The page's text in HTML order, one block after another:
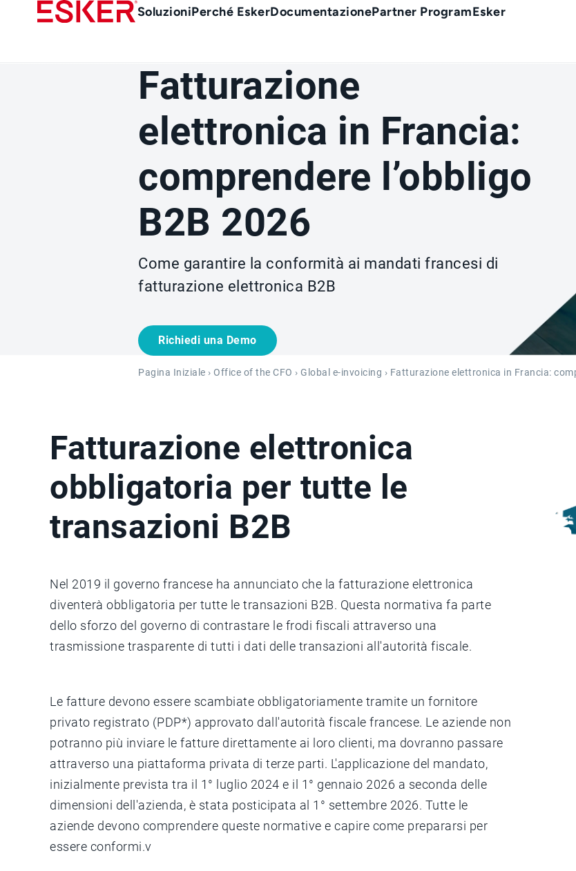
Main
SoluzioniPerché EskerDocumentazionePartner ProgramEsker
Fatturazione
elettronica in Francia:
comprendere l’obbligo
B2B 2026
Come garantire la conformità ai mandati francesi di
fatturazione elettronica B2B
Richiedi una Demo
Pagina Iniziale › Office of the CFO › Global e-invoicing › Fatturazione elettronica in Francia:
Fatturazione elettronica
obbligatoria per tutte le
transazioni B2B
Nel 2019 il governo francese ha annunciato che la fatturazione elettronica
diventerà obbligatoria per tutte le transazioni B2B. Questa normativa fa parte
dello sforzo del governo di contrastare le frodi fiscali attraverso una
trasmissione trasparente di tutti i dati delle transazioni all'autorità fiscale.
Le fatture devono essere scambiate obbligatoriamente tramite un fornitore
privato registrato (PDP*) approvato dall'autorità fiscale francese. Le aziende non
potranno più inviare le fatture direttamente ai loro clienti, ma dovranno passare
attraverso una piattaforma privata di terze parti. L'applicazione del mandato,
inizialmente prevista tra il 1° luglio 2024 e il 1° gennaio 2026 a seconda delle
dimensioni dell'azienda, è stata posticipata al 1° settembre 2026. Tutte le
aziende devono comprendere queste normative e capire come prepararsi per
essere conformi.v